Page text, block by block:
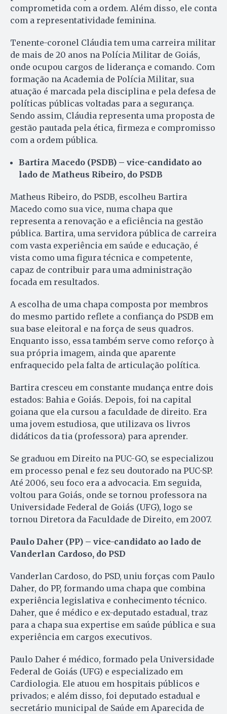
comprometida com a ordem. Além disso, ele conta
com a representatividade feminina.
Tenente-coronel Cláudia tem uma carreira militar
de mais de 20 anos na Polícia Militar de Goiás,
onde ocupou cargos de liderança e comando. Com
formação na Academia de Polícia Militar, sua
atuação é marcada pela disciplina e pela defesa de
políticas públicas voltadas para a segurança.
Sendo assim, Cláudia representa uma proposta de
gestão pautada pela ética, firmeza e compromisso
com a ordem pública.
Bartira Macedo (PSDB) – vice-candidato ao
lado de Matheus Ribeiro, do PSDB
Matheus Ribeiro, do PSDB, escolheu Bartira
Macedo como sua vice, numa chapa que
representa a renovação e a eficiência na gestão
pública. Bartira, uma servidora pública de carreira
com vasta experiência em saúde e educação, é
vista como uma figura técnica e competente,
capaz de contribuir para uma administração
focada em resultados.
A escolha de uma chapa composta por membros
do mesmo partido reflete a confiança do PSDB em
sua base eleitoral e na força de seus quadros.
Enquanto isso, essa também serve como reforço à
sua própria imagem, ainda que aparente
enfraquecido pela falta de articulação política.
Bartira cresceu em constante mudança entre dois
estados: Bahia e Goiás. Depois, foi na capital
goiana que ela cursou a faculdade de direito. Era
uma jovem estudiosa, que utilizava os livros
didáticos da tia (professora) para aprender.
Se graduou em Direito na PUC-GO, se especializou
em processo penal e fez seu doutorado na PUC-SP.
Até 2006, seu foco era a advocacia. Em seguida,
voltou para Goiás, onde se tornou professora na
Universidade Federal de Goiás (UFG), logo se
tornou Diretora da Faculdade de Direito, em 2007.
Paulo Daher (PP) – vice-candidato ao lado de
Vanderlan Cardoso, do PSD
Vanderlan Cardoso, do PSD, uniu forças com Paulo
Daher, do PP, formando uma chapa que combina
experiência legislativa e conhecimento técnico.
Daher, que é médico e ex-deputado estadual, traz
para a chapa sua expertise em saúde pública e sua
experiência em cargos executivos.
Paulo Daher é médico, formado pela Universidade
Federal de Goiás (UFG) e especializado em
Cardiologia. Ele atuou em hospitais públicos e
privados; e além disso, foi deputado estadual e
secretário municipal de Saúde em Aparecida de